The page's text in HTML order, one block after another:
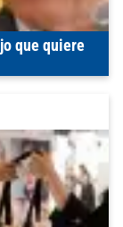
que quiere